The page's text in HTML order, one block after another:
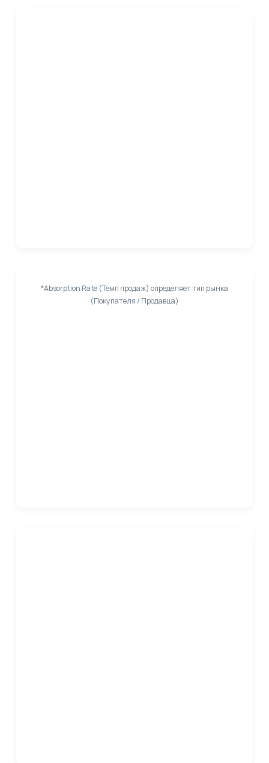
*Absorption Rate (Темп продаж) определяет тип рынка
(Покупателя / Продавца)